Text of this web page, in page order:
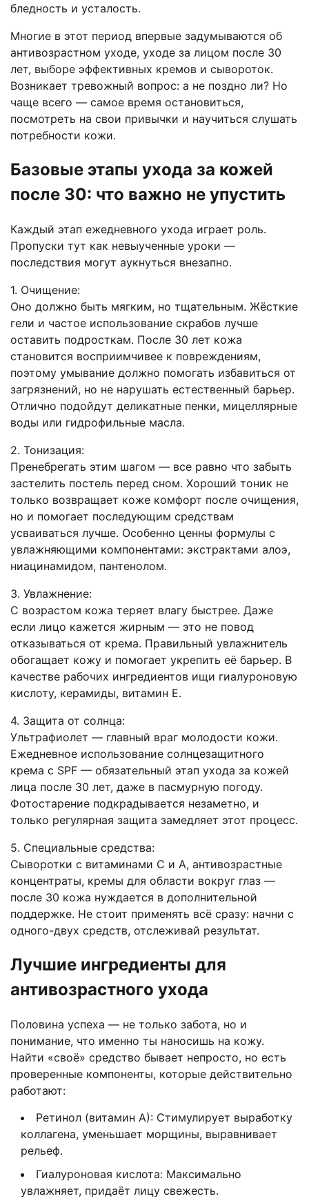
бледность и усталость.
Многие в этот период впервые задумываются об
антивозрастном уходе, уходе за лицом после 30
лет, выборе эффективных кремов и сывороток.
Возникает тревожный вопрос: а не поздно ли? Но
чаще всего — самое время остановиться,
посмотреть на свои привычки и научиться слушать
потребности кожи.
Базовые этапы ухода за кожей
после 30: что важно не упустить
Каждый этап ежедневного ухода играет роль.
Пропуски тут как невыученные уроки —
последствия могут аукнуться внезапно.
1. Очищение:
Оно должно быть мягким, но тщательным. Жёсткие
гели и частое использование скрабов лучше
оставить подросткам. После 30 лет кожа
становится восприимчивее к повреждениям,
поэтому умывание должно помогать избавиться от
загрязнений, но не нарушать естественный барьер.
Отлично подойдут деликатные пенки, мицеллярные
воды или гидрофильные масла.
2. Тонизация:
Пренебрегать этим шагом — все равно что забыть
застелить постель перед сном. Хороший тоник не
только возвращает коже комфорт после очищения,
но и помогает последующим средствам
усваиваться лучше. Особенно ценны формулы с
увлажняющими компонентами: экстрактами алоэ,
ниацинамидом, пантенолом.
3. Увлажнение:
С возрастом кожа теряет влагу быстрее. Даже
если лицо кажется жирным — это не повод
отказываться от крема. Правильный увлажнитель
обогащает кожу и помогает укрепить её барьер. В
качестве рабочих ингредиентов ищи гиалуроновую
кислоту, керамиды, витамин Е.
4. Защита от солнца:
Ультрафиолет — главный враг молодости кожи.
Ежедневное использование солнцезащитного
крема с SPF — обязательный этап ухода за кожей
лица после 30 лет, даже в пасмурную погоду.
Фотостарение подкрадывается незаметно, и
только регулярная защита замедляет этот процесс.
5. Специальные средства:
Сыворотки с витаминами С и А, антивозрастные
концентраты, кремы для области вокруг глаз —
после 30 кожа нуждается в дополнительной
поддержке. Не стоит применять всё сразу: начни с
одного-двух средств, отслеживай результат.
Лучшие ингредиенты для
антивозрастного ухода
Половина успеха — не только забота, но и
понимание, что именно ты наносишь на кожу.
Найти «своё» средство бывает непросто, но есть
проверенные компоненты, которые действительно
работают:
Ретинол (витамин А): Стимулирует выработку
коллагена, уменьшает морщины, выравнивает
рельеф.
Гиалуроновая кислота: Максимально
увлажняет, придаёт лицу свежесть.